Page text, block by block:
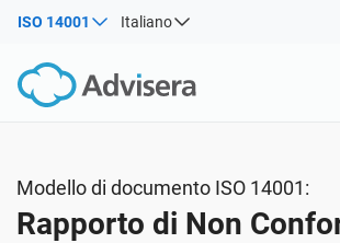
ISO 14001 Italiano
ISO 27001
Risorse gratuite
Modello di documento ISO 14001:
Rapporto di Non